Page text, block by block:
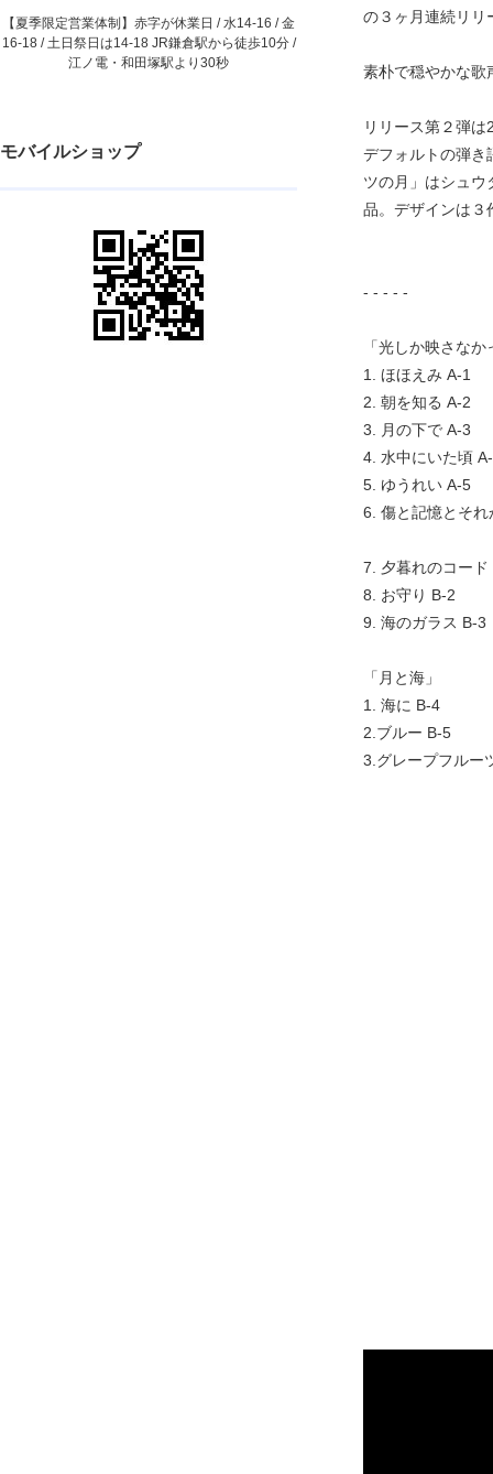
【夏季限定営業体制】赤字が休業日 / 水14-16 / 金
16-18 / 土日祭日は14-18 JR鎌倉駅から徒歩10分 /
江ノ電・和田塚駅より30秒
モバイルショップ
の３ヶ月連続リリ
素朴で穏やかな歌
リリース第２弾
デフォルトの弾き
ツの月」はシュウ
品。デザインは３
- - - - -
「光しか映さな
1. ほほえみ A-1
2. 朝を知る A-2
3. 月の下で A-3
4. 水中にいた頃
5. ゆうれい A-5
6. 傷と記憶とそ
7. 夕暮れのコード
8. お守り B-2
9. 海のガラス B-3
「月と海」
1. 海に B-4
2.ブルー B-5
3.グレープフルー